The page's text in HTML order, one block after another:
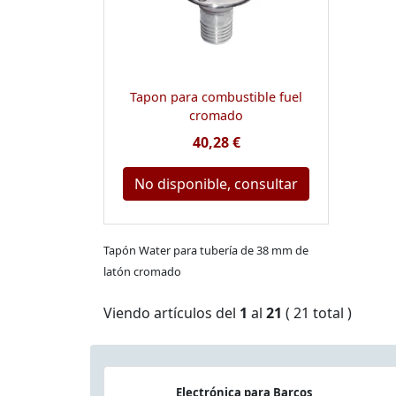
Tapon para combustible fuel
cromado
40,28 €
No disponible, consultar
Tapón Water para tubería de 38 mm de
latón cromado
Viendo artículos del 1 al 21 ( 21 total )
Electrónica para Barcos